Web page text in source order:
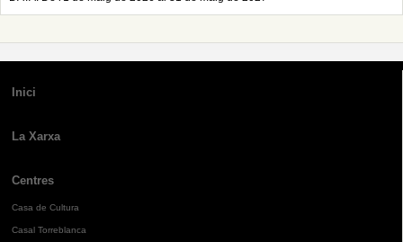
Inici
La Xarxa
Centres
Casa de Cultura
Casal Torreblanca